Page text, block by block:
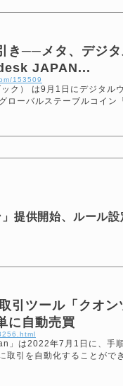
き──メタ、デジ
JAPAN...
153509
ク） は9月1日にデジタル
ローバルステーブルコイン
提供開始、ルール
引ツール「クオン
に自動売買
」は2022年7月1日に、手
取引を自動化することがで